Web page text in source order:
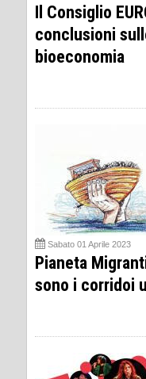
Il Consiglio
conclusioni
bioeconomia
Sabato 01 Aprile 2023
Pianeta
sono i corridoi